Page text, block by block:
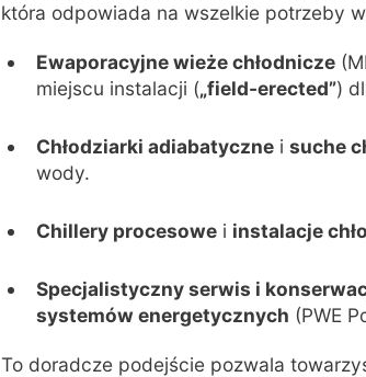
która odpowiada na wszelkie potrzeby
Ewaporacyjne wieże chłodnicze
miejscu instalacji („field-erected”)
Chłodziarki adiabatyczne i suche
wody.
Chillery procesowe i instalacje
Specjalistyczny serwis i
systemów energetycznych (PWE
To doradcze podejście pozwala